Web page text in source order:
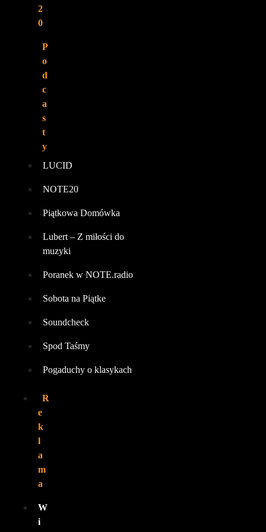
2
0
P
o
d
c
a
s
t
y
LUCID
NOTE20
Piątkowa Domówka
Lubert – Z miłości do
muzyki
Poranek w NOTE.radio
Sobota na Piątke
Soundcheck
Spod Taśmy
Pogaduchy o klasykach
R
e
k
l
a
m
a
W
i